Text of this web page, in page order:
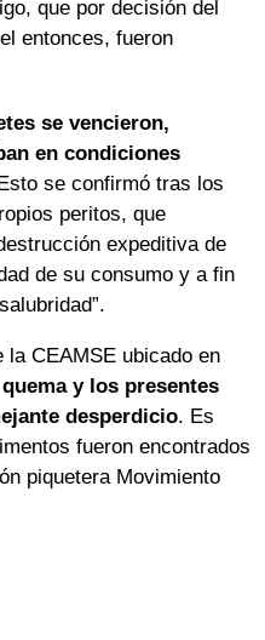
que por decisión del
entonces, fueron
se vencieron,
en condiciones
se confirmó tras los
peritos, que
expeditiva de
de su consumo y a fin
CEAMSE ubicado en
y los presentes
desperdicio. Es
fueron encontrados
piquetera Movimiento